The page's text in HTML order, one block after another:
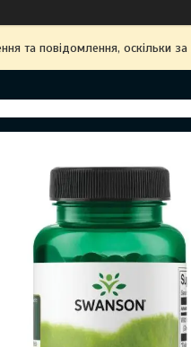
та повідомлення, оскільки